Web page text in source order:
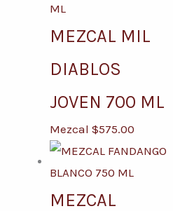
MEZCAL MIL
DIABLOS
JOVEN 700 ML
Mezcal $575.00
MEZCAL